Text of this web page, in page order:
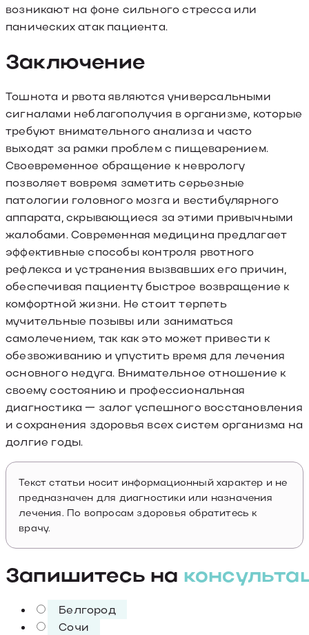
возникают на фоне сильного стресса или
панических атак пациента.
Заключение
Тошнота и рвота являются универсальными
сигналами неблагополучия в организме, которые
требуют внимательного анализа и часто
выходят за рамки проблем с пищеварением.
Своевременное обращение к неврологу
позволяет вовремя заметить серьезные
патологии головного мозга и вестибулярного
аппарата, скрывающиеся за этими привычными
жалобами. Современная медицина предлагает
эффективные способы контроля рвотного
рефлекса и устранения вызвавших его причин,
обеспечивая пациенту быстрое возвращение к
комфортной жизни. Не стоит терпеть
мучительные позывы или заниматься
самолечением, так как это может привести к
обезвоживанию и упустить время для лечения
основного недуга. Внимательное отношение к
своему состоянию и профессиональная
диагностика — залог успешного восстановления
и сохранения здоровья всех систем организма на
долгие годы.
Текст статьи носит информационный характер и не
предназначен для диагностики или назначения
лечения. По вопросам здоровья обратитесь к
врачу.
Запишитесь на
Белгород
Сочи